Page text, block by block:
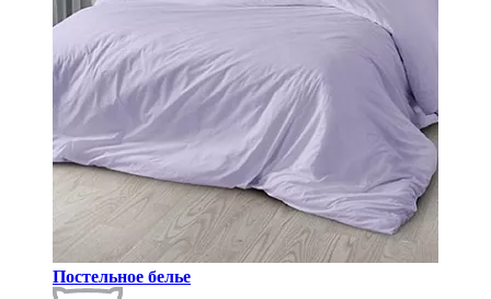
Постельное белье